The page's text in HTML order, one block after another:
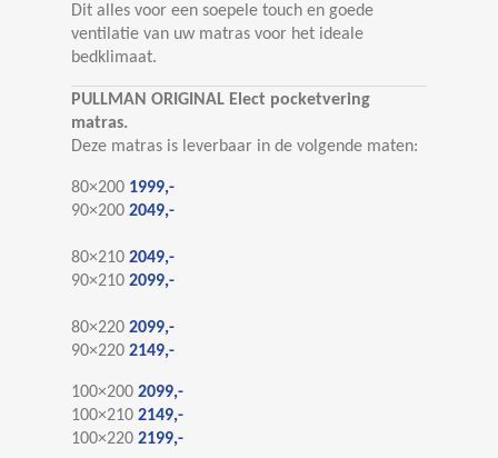
Dit alles voor een soepele touch en goede
ventilatie van uw matras voor het ideale
bedklimaat.
PULLMAN ORIGINAL Elect pocketvering
matras.
Deze matras is leverbaar in de volgende maten:
80×200 1999,-
90×200 2049,-
80×210 2049,-
90×210 2099,-
80×220 2099,-
90×220 2149,-
100×200 2099,-
100×210 2149,-
100×220 2199,-